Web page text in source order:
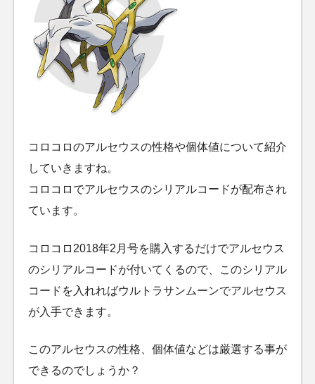
コロコロのアルセウスの性格や個体値について紹介
していきますね。
コロコロでアルセウスのシリアルコードが配布され
ています。
コロコロ2018年2月号を購入するだけでアルセウス
のシリアルコードが付いてくるので、このシリアル
コードを入れればウルトラサンムーンでアルセウス
が入手できます。
このアルセウスの性格、個体値などは厳選する事が
できるのでしょうか？